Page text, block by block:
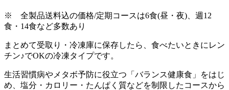
※ 全製品送料込の価格/定期コースは6食(昼・夜)、週12
食・14食など多数あり
まとめて受取り・冷凍庫に保存したら、食べたいときにレン
チン♪でOKの冷凍タイプです。
生活習慣病やメタボ予防に役立つ「バランス健康食」をはじ
め、塩分・カロリー・たんぱく質などを制限したコースから